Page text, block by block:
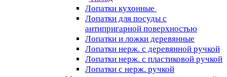
Лопатки кухонные
Лопатки для посуды с
антипригарной поверхностью
Лопатки и ложки деревянные
Лопатки нерж. с деревянной ручкой
Лопатки нерж. с пластиковой ручкой
Лопатки с нерж. ручкой